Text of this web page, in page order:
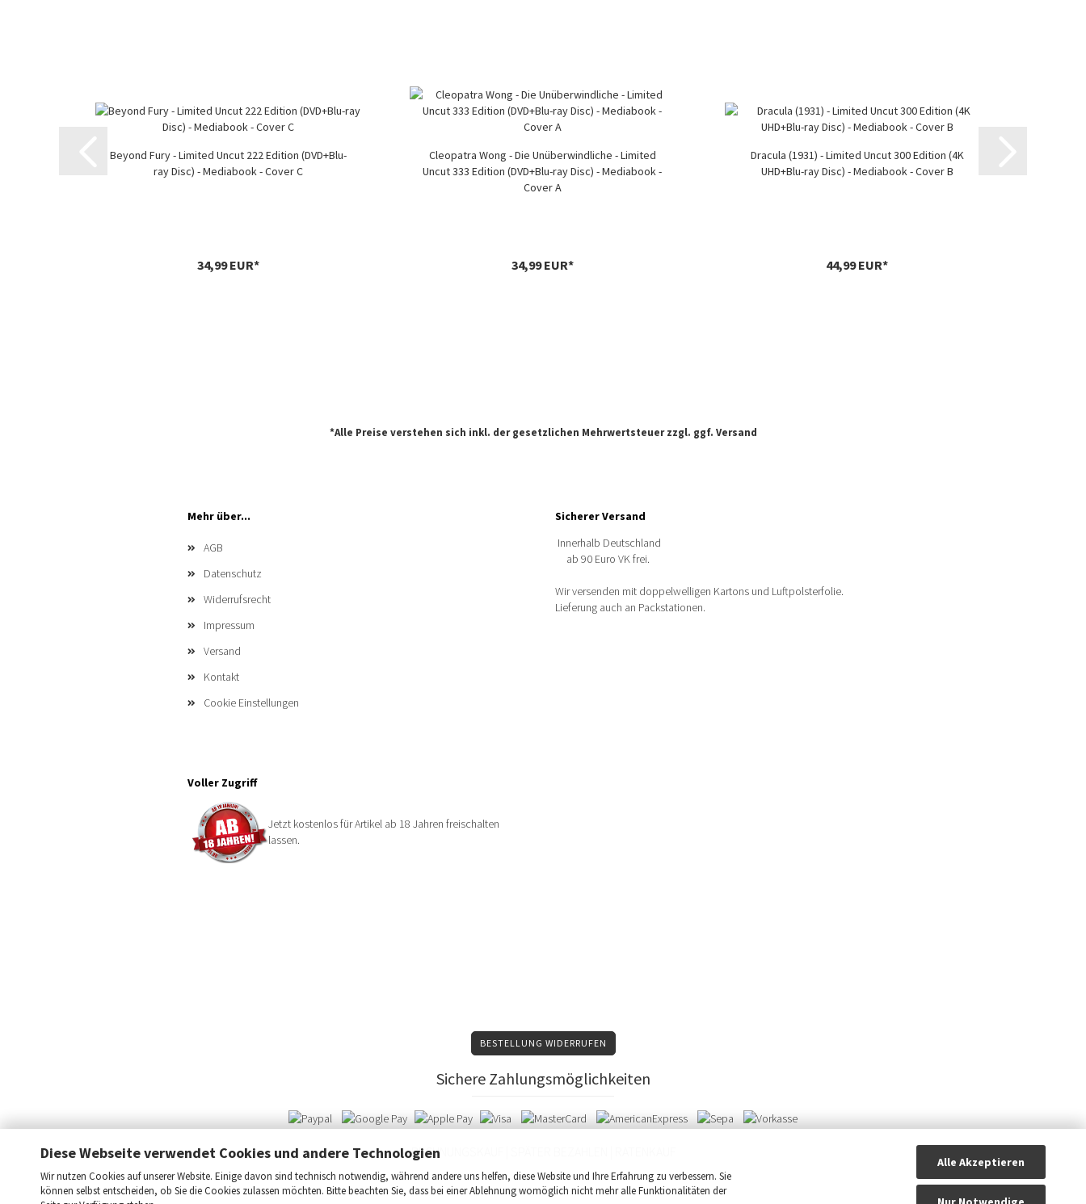
Diese Webseite verwendet Cookies und andere Technologien
Wir nutzen Cookies auf unserer Website. Einige davon sind technisch notwendig, während andere uns helfen, diese Website und Ihre Erfahrung zu verbessern. Sie
können selbst entscheiden, ob Sie die Cookies zulassen möchten. Bitte beachten Sie, dass bei einer Ablehnung womöglich nicht mehr alle Funktionalitäten der
Alle Akzeptieren
Beyond Fury - Limited Uncut 222 Edition (DVD+Blu-
ray Disc) - Mediabook - Cover C
34,99 EUR*
Cleopatra Wong - Die Unüberwindliche - Limited
Uncut 333 Edition (DVD+Blu-ray Disc) - Mediabook -
Cover A
34,99 EUR*
Dracula (1931) - Limited Uncut 300 Edition (4K
UHD+Blu-ray Disc) - Mediabook - Cover B
44,99 EUR*
*Alle Preise verstehen sich inkl. der gesetzlichen Mehrwertsteuer zzgl. ggf. Versand
Mehr über...
AGB
Datenschutz
Widerrufsrecht
Impressum
Versand
Kontakt
Cookie Einstellungen
Sicherer Versand
Innerhalb Deutschland
ab 90 Euro VK frei.
Wir versenden mit doppelwelligen Kartons und Luftpolsterfolie.
Lieferung auch an Packstationen.
Voller Zugriff
Jetzt kostenlos für Artikel ab 18 Jahren freischalten
lassen.
BESTELLUNG WIDERRUFEN
Sichere Zahlungsmöglichkeiten
RECHNUNGSKAUF | SPÄTER BEZAHLEN | RATENKAUF